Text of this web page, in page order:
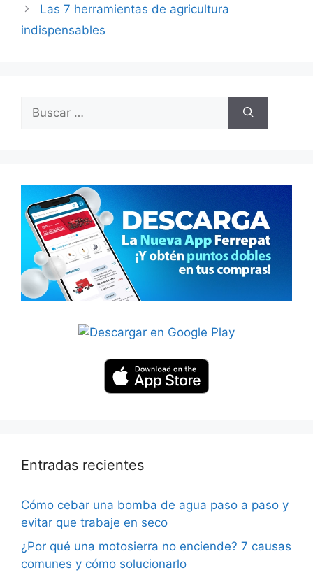
Las 7 herramientas de agricultura
indispensables
Buscar:
Entradas recientes
Cómo cebar una bomba de agua paso a paso y
evitar que trabaje en seco
¿Por qué una motosierra no enciende? 7 causas
comunes y cómo solucionarlo